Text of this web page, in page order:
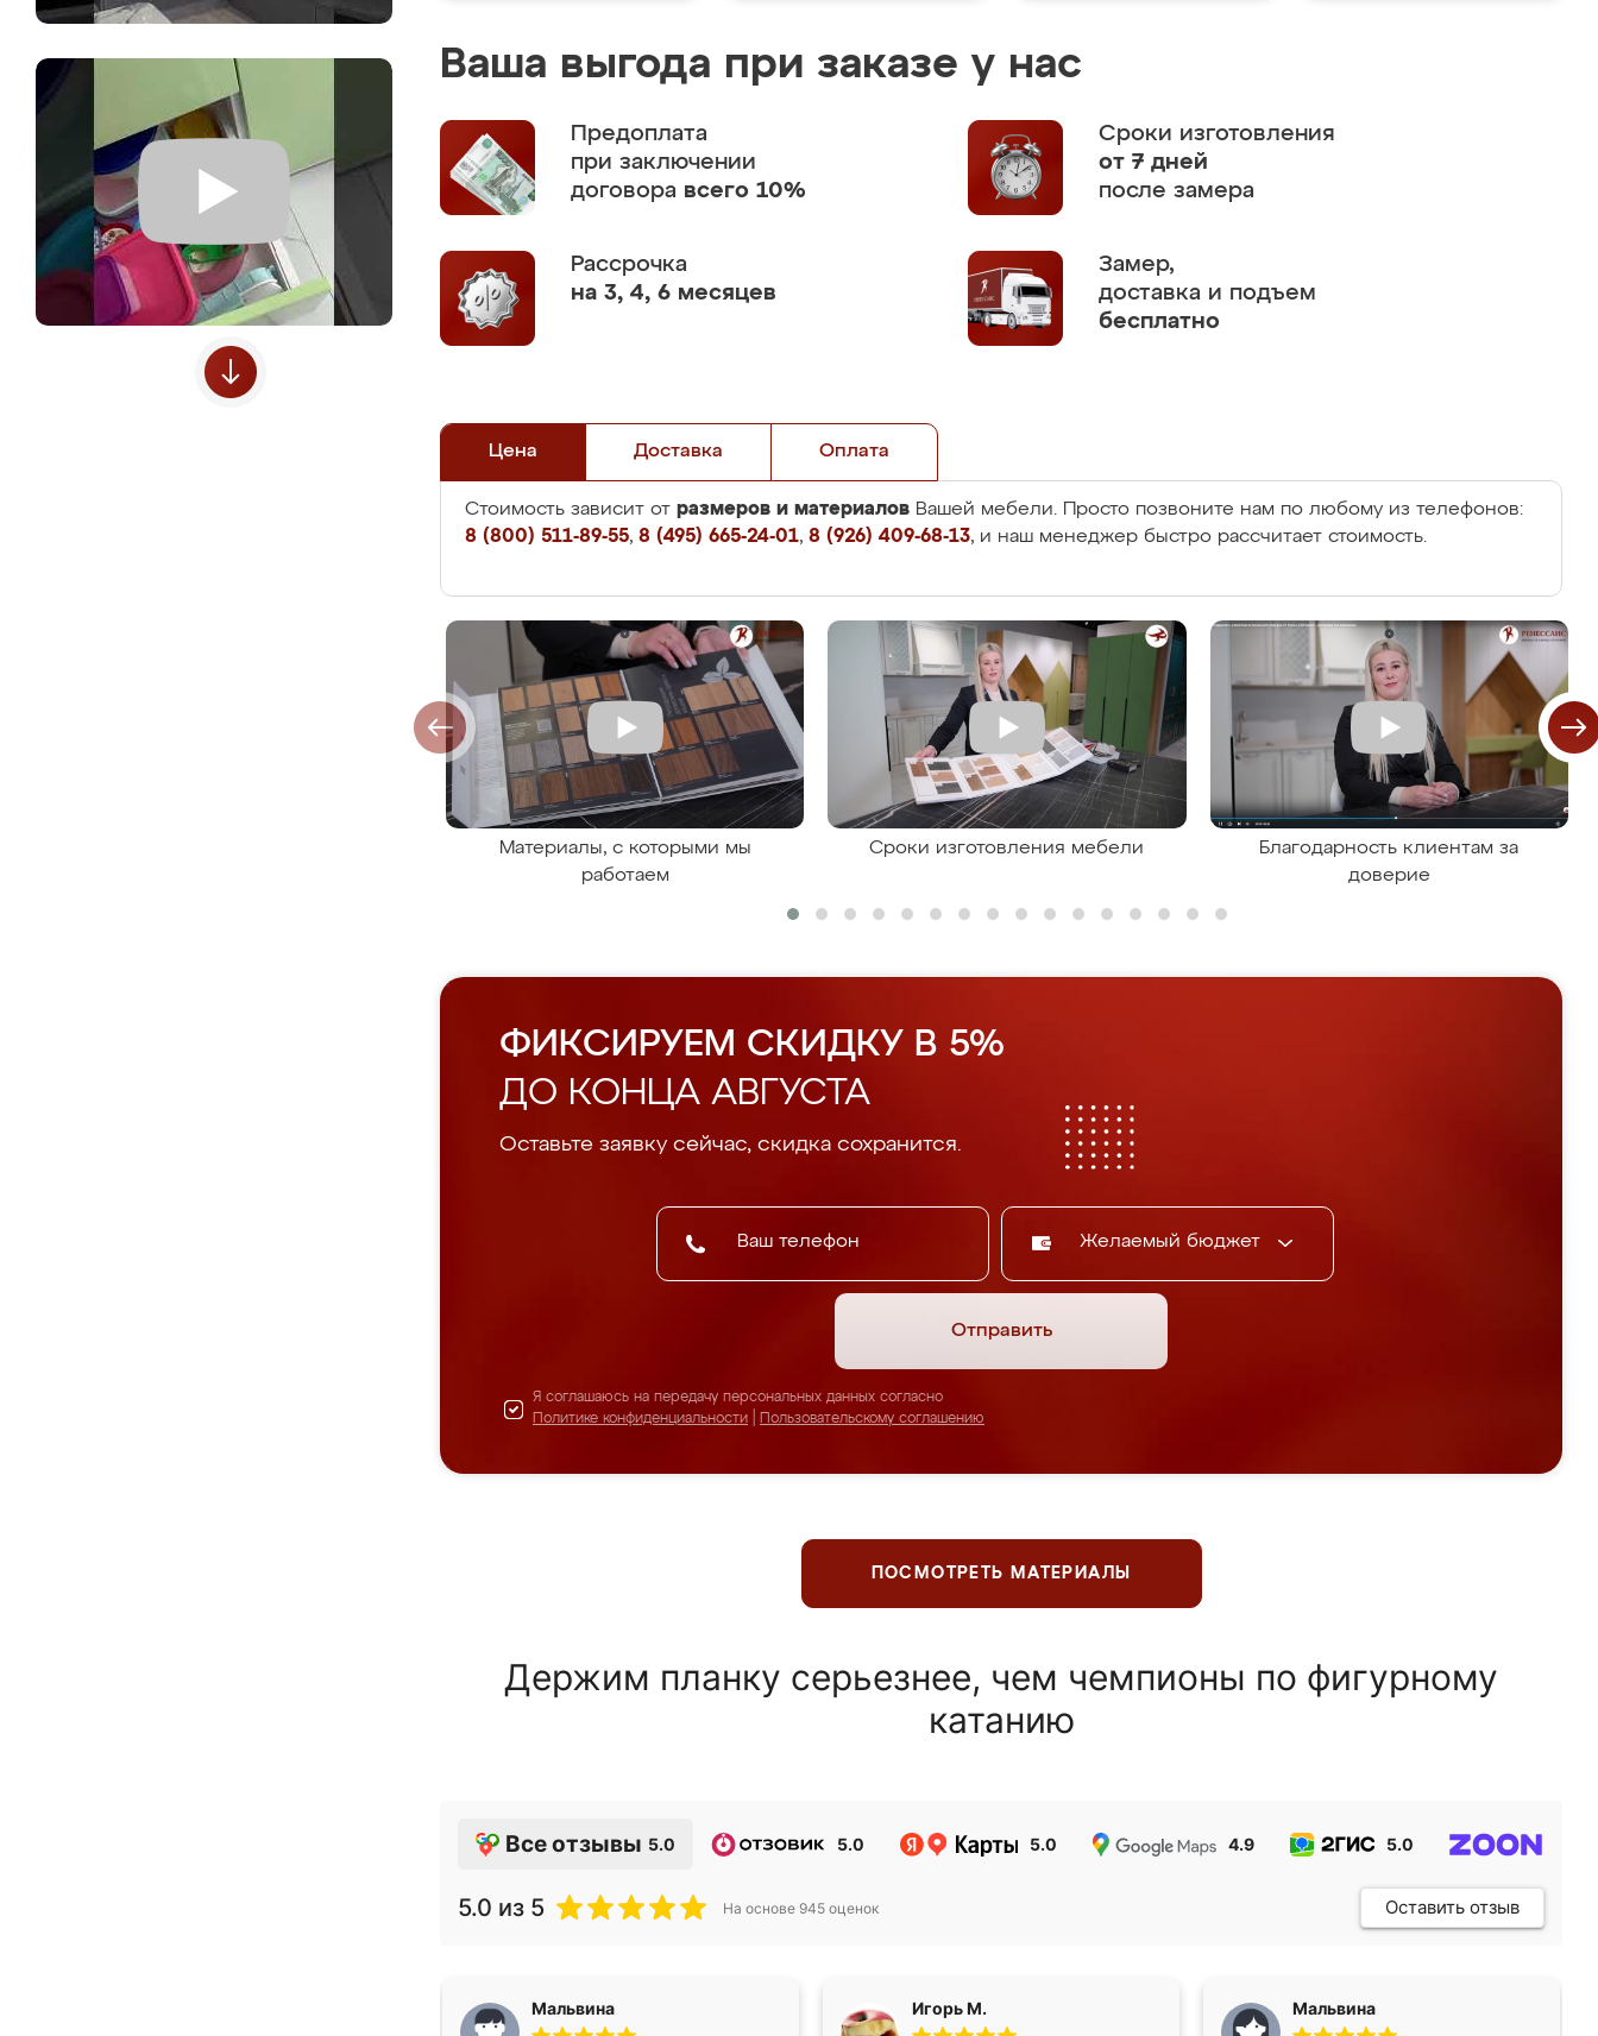
Ваша выгода при заказе у нас
Предоплата
при заключении
договора всего 10%
Сроки изготовления
от 7 дней
после замера
Рассрочка
на 3, 4, 6 месяцев
Замер,
доставка и подъем
бесплатно
Цена Доставка Оплата
Стоимость зависит от размеров и материалов Вашей мебели. Просто позвоните нам по любому из телефонов:
8 (800) 511-89-55, 8 (495) 665-24-01, 8 (926) 409-68-13, и наш менеджер быстро рассчитает стоимость.
Материалы, с которыми мы
работаем
Сроки изготовления мебели
Благодарность клиентам за
доверие
ФИКСИРУЕМ СКИДКУ В 5%
ДО КОНЦА АВГУСТА
Оставьте заявку сейчас, скидка сохранится.
Желаемый бюджет
Отправить
Я соглашаюсь на передачу персональных данных согласно
Политике конфиденциальности
Пользовательскому соглашению
ПОСМОТРЕТЬ МАТЕРИАЛЫ
Держим планку серьезнее, чем чемпионы по фигурному
катанию
Все отзывы 5.0 5.0 5.0 4.9 5.0
5.0 из 5 На основе 945 оценок Оставить отзыв
Мальвина Игорь М. Мальвина